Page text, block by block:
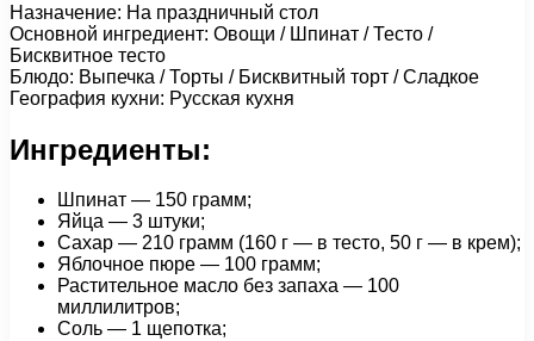
Назначение: На праздничный стол
Основной ингредиент: Овощи / Шпинат / Тесто /
Бисквитное тесто
Блюдо: Выпечка / Торты / Бисквитный торт / Сладкое
География кухни: Русская кухня
Ингредиенты:
Шпинат — 150 грамм;
Яйца — 3 штуки;
Сахар — 210 грамм (160 г — в тесто, 50 г — в крем);
Яблочное пюре — 100 грамм;
Растительное масло без запаха — 100
миллилитров;
Соль — 1 щепотка;